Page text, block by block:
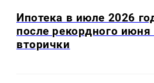
Ипотека в июле 2026
после рекордного июня
вторички